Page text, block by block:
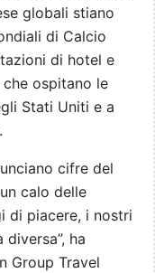
globali stiano
di Calcio
di hotel e
ospitano le
Stati Uniti e a
cifre del
calo delle
di piacere, i nostri
ha
Group Travel